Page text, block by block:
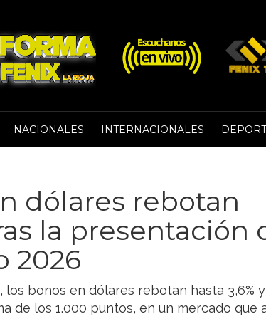
NACIONALES INTERNACIONALES
dólares rebotan
la presentación
2026
los bonos en dólares rebotan hasta 3,6%
de los 1.000 puntos, en un mercado que